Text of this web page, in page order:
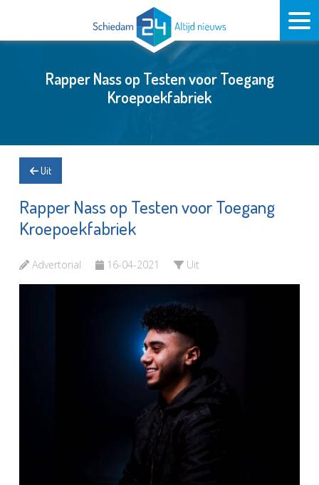
Rapper Nass op Testen voor Toegang
Kroepoekfabriek
Uit
Rapper Nass op Testen voor Toegang
Kroepoekfabriek
Advertorial 16-04-2021 Uit